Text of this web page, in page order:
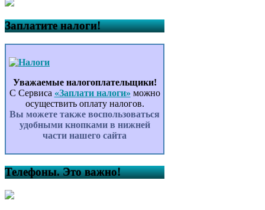
Заплатите налоги!
Уважаемые налогоплательщики!
С Сервиса «Заплати налоги» можно
осуществить оплату налогов.
Вы можете также воспользоваться
удобными кнопками в нижней
части нашего сайта
Телефоны. Это важно!